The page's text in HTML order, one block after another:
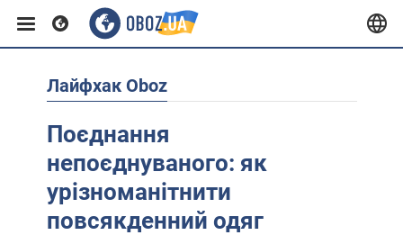
Європа
США
Лайфхак Oboz
Поєднання
непоєднуваного: як
урізноманітнити
повсякденний одяг